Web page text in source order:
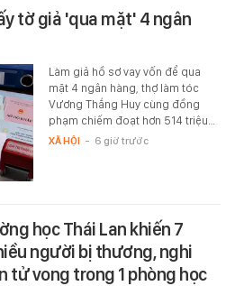
tờ giả 'qua mặt' 4 ngân
Làm giả hồ sơ vay vốn để qua
mặt 4 ngân hàng, thợ làm tóc
Vương Thắng Huy cùng đồng
phạm chiếm đoạt hơn 514 triệu…
XÃ HỘI - 6 giờ trước
học Thái Lan khiến 7
người bị thương, nghi
tử vong trong 1 phòng học